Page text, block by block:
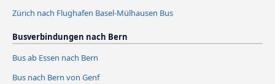
Zürich nach Flughafen Basel-Mülhausen Bus
Busverbindungen nach Bern
Bus ab Essen nach Bern
Bus nach Bern von Genf